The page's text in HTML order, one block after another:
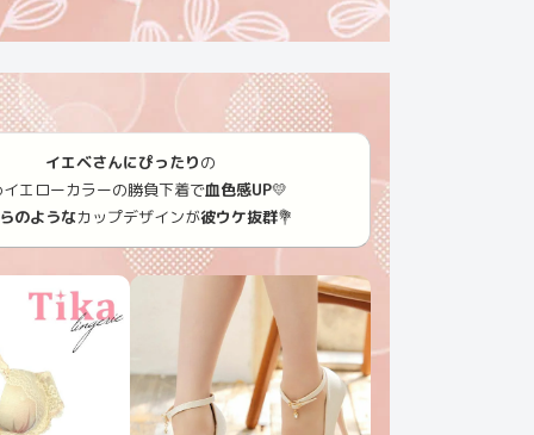
イエベさんにぴったりの
エローカラーの勝負下着で血色感UP💛
のようなカップデザインが彼ウケ抜群💐